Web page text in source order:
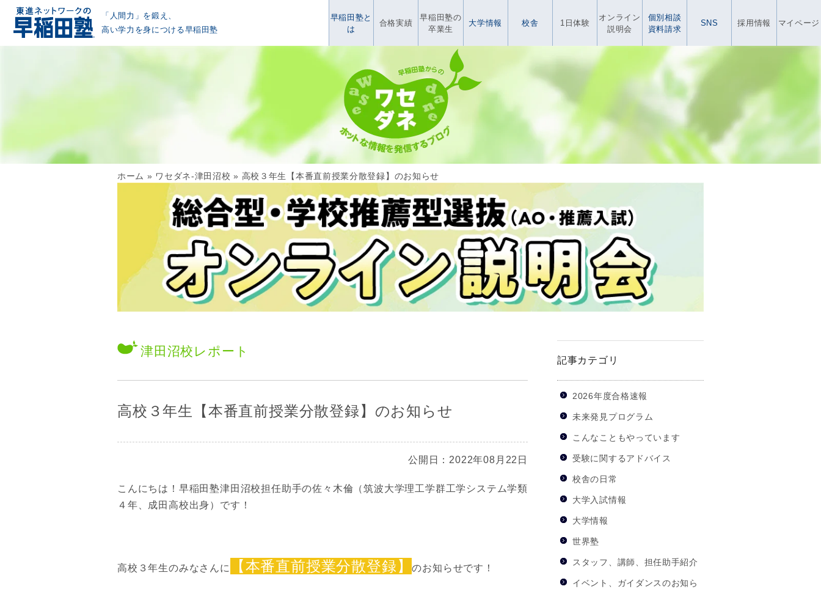
「人間力」を鍛え、
高い学力を身につける早稲田塾
早稲田塾と
は
合格実績
早稲田塾の
卒業生
大学情報 校舎 1日体験
オンライン
説明会
個別相談
資料請求
SNS 採用情報 マイページ
ホーム » ワセダネ-津田沼校 » 高校３年生【本番直前授業分散登録】のお知らせ
津田沼校 レポート
高校３年生【本番直前授業分散登録】のお知らせ
公開日：2022年08月22日
こんにちは！早稲田塾津田沼校担任助手の佐々木倫（筑波大学理工学群工学システム学類
４年、成田高校出身）です！
高校３年生のみなさんに 【本番直前授業分散登録】のお知らせです！
記事カテゴリ
2026年度合格速報
未来発見プログラム
こんなこともやっています
受験に関するアドバイス
校舎の日常
大学入試情報
大学情報
世界塾
スタッフ、講師、担任助手紹介
イベント、ガイダンスのお知ら